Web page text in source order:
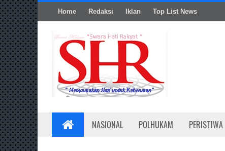
Home Redaksi Iklan Top List News
NASIONAL POLHUKAM PERISTIWA